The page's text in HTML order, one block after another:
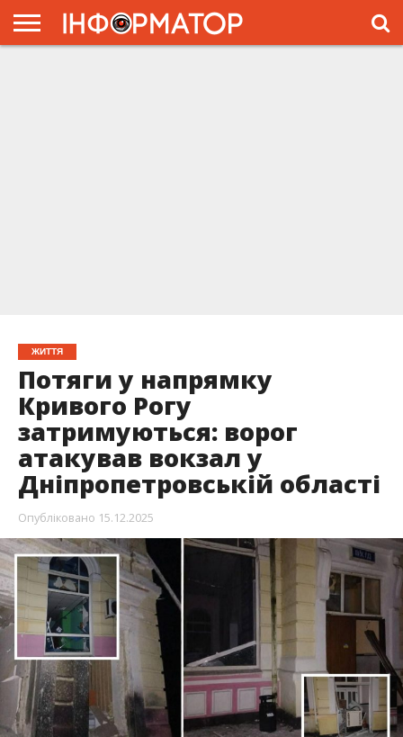
ЖИТТЯ
Потяги у напрямку
Кривого Рогу
затримуються: ворог
атакував вокзал у
Дніпропетровській області
Опубліковано 15.12.2025